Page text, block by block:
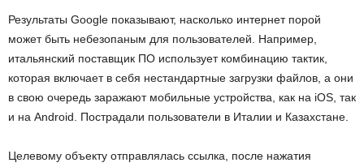
Результаты Google показывают, насколько интернет порой
может быть небезопаным для пользователей. Например,
итальянский поставщик ПО использует комбинацию тактик,
которая включает в себя нестандартные загрузки файлов, а они
в свою очередь заражают мобильные устройства, как на iOS, так
и на Android. Пострадали пользователи в Италии и Казахстане.
Целевому объекту отправлялась ссылка, после нажатия